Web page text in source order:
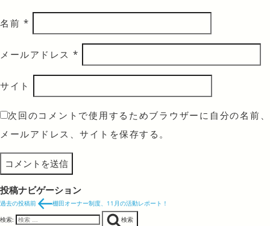
名前 *
メールアドレス *
サイト
次回のコメントで使用するためブラウザーに自分の名前、
メールアドレス、サイトを保存する。
投稿ナビゲーション
過去の投稿前
棚田オーナー制度、11月の活動レポート！
検索:
検索